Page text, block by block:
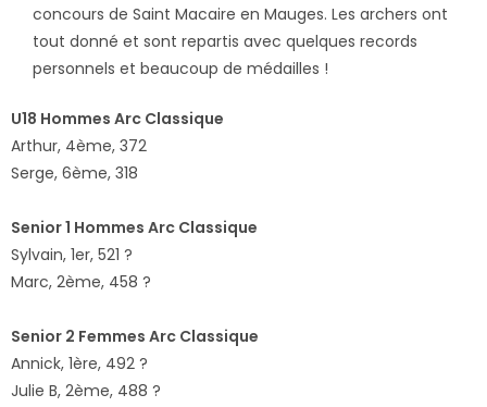
concours de Saint Macaire en Mauges. Les archers ont
tout donné et sont repartis avec quelques records
personnels et beaucoup de médailles !
U18 Hommes Arc Classique
Arthur, 4ème, 372
Serge, 6ème, 318
Senior 1 Hommes Arc Classique
Sylvain, 1er, 521 ?
Marc, 2ème, 458 ?
Senior 2 Femmes Arc Classique
Annick, 1ère, 492 ?
Julie B, 2ème, 488 ?